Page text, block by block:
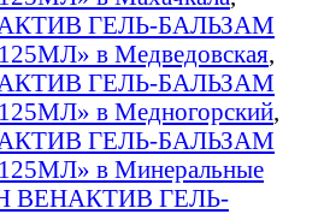
ГЕЛЬ-БАЛЬЗАМ
в Медведовская,
ГЕЛЬ-БАЛЬЗАМ
в Медногорский,
ГЕЛЬ-БАЛЬЗАМ
в Минеральные
ВЕНАКТИВ ГЕЛЬ-